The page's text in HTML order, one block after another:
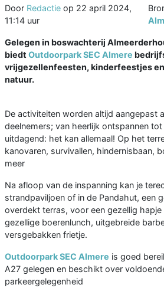
Door Redactie op 22 april 2024,
11:14 uur
Gelegen in boswachterij
biedt Outdoorpark SEC Almere
vrijgezellenfeesten, kinderfeestjes
natuur.
De activiteiten worden altijd aangepast
deelnemers; van heerlijk ontspannen
uitdagend: het kan allemaal! Op het
kanovaren, survivallen, hindernisbaan,
meer
Na afloop van de inspanning kan je
strandpaviljoen of in de Pandahut, een
overdekt terras, voor een gezellig
gezellige boerenlunch, uitgebreide
versgebakken frietje.
Outdoorpark SEC Almere is goed
A27 gelegen en beschikt over
parkeergelegenheid